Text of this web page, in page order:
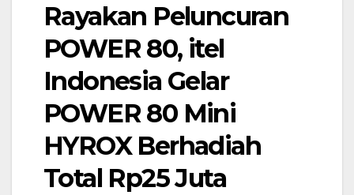
Rayakan Peluncuran
POWER 80, itel
Indonesia Gelar
POWER 80 Mini
HYROX Berhadiah
Total Rp25 Juta